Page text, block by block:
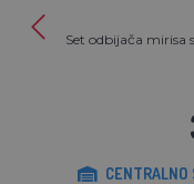
Set odbijača mirisa